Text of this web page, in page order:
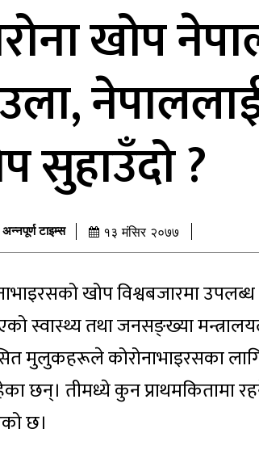
खोप
सुहाउँदो ?
अन्नपूर्ण टाइम्स १३ मंसिर २०७७
खोप विश्वबजारमा
स्वास्थ्य तथा जनसङ्ख्या
मुलुकहरूले कोरोनाभाइरसका
छन्। तीमध्ये कुन प्राथमकितामा
छ।